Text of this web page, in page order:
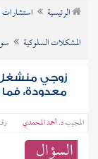
الرئيسية استشارات
المشكلات السلوكية
زوجي منشغل
معدودة، فما
المجيبد. أحمد المحمدي
السؤال